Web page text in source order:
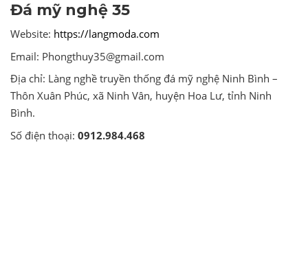
Đá mỹ nghệ 35
Website: https://langmoda.com
Email: Phongthuy35@gmail.com
Địa chỉ: Làng nghề truyền thống đá mỹ nghệ Ninh Bình –
Thôn Xuân Phúc, xã Ninh Vân, huyện Hoa Lư, tỉnh Ninh
Bình.
Số điện thoại: 0912.984.468